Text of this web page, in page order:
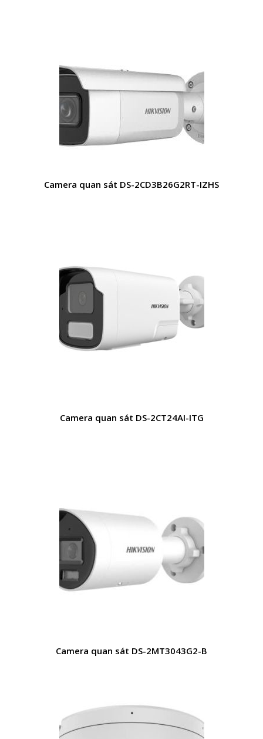
Camera quan sát DS-2CD3B26G2RT-IZHS
Camera quan sát DS-2CT24AI-ITG
Camera quan sát DS-2MT3043G2-B